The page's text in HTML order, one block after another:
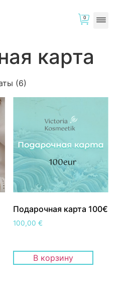
0
карта
(6)
Подарочная карта 100€
100,00€
В корзину